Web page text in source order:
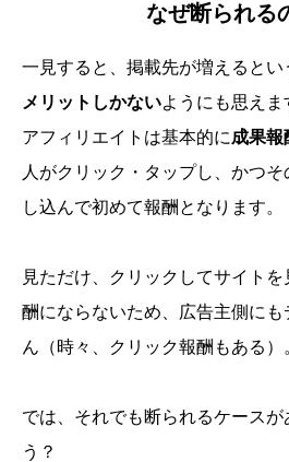
なぜ断られる
一見すると、掲載先が増えるとい
メリットしかないようにも思えま
アフィリエイトは基本的に成果報
人がクリック・タップし、かつ
し込んで初めて報酬となります。
見ただけ、クリックしてサイト
酬にならないため、広告主側に
ん（時々、クリック報酬もある）
では、それでも断られるケースが
う？